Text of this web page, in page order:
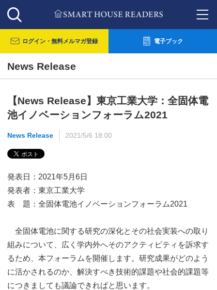
ログイン・ 無料メルマガ登録 電子ブック
News Release
【News Release】東京工業大学：全固体電
池イノベーションフォーラム2021
News Release 2021/5/6 18:00
発表日：2021年5月6日
発表者：東京工業大学
表 題：全固体電池イノベーションフォーラム2021
全固体電池に関する研究の深化とその社会実装への取り
組みについて、広く学内外へそのアクティビティを訴求す
るため、本フォーラムを開催します。研究成果がどのよう
に活かされるのか、解決すべき技術的課題や社会的課題等
につきましても議論できればと思います。